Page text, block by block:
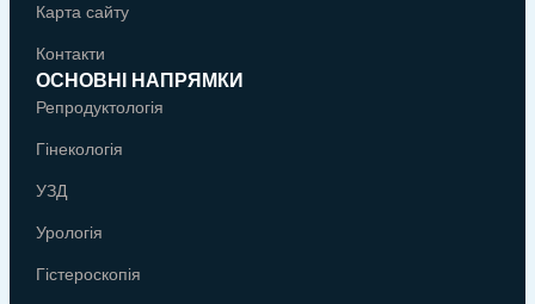
Карта сайту
Контакти
ОСНОВНІ НАПРЯМКИ
Репродуктологія
Гінекологія
УЗД
Урологія
Гістероскопія